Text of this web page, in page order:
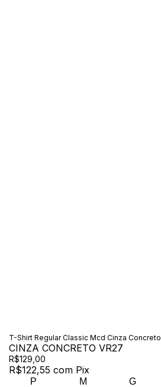
T-Shirt Regular Classic Mcd Cinza Concreto
CINZA CONCRETO VR27
R$129,00
R$122,55 com Pix
P M G